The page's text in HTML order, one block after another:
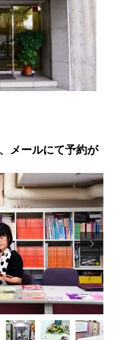
メールにて予約が
